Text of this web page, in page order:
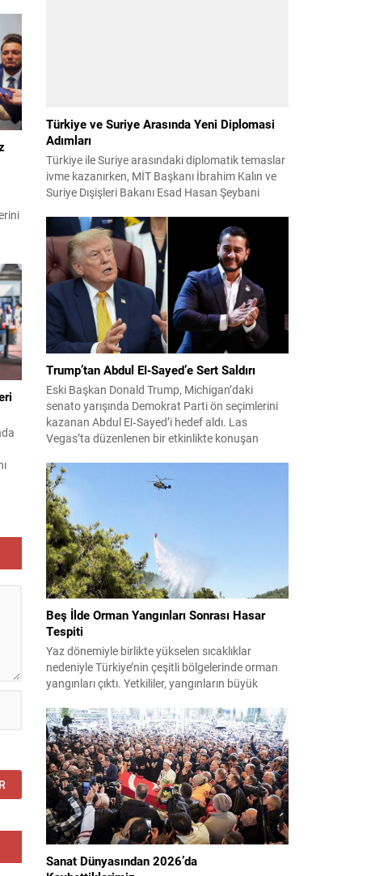
Türkiye ve Suriye Arasında Yeni Diplomasi
Adımları
Türkiye ile Suriye arasındaki diplomatik temaslar
ivme kazanırken, MİT Başkanı İbrahim Kalın ve
Suriye Dışişleri Bakanı Esad Hasan Şeybani
arasındaki iş birliği imkanları ve bölgesel istikrar
konuları detaylı şekilde ele alındı. Taraflar, komşu
ülkelerle ilişkilerin güçlendirilmesinin gerekliliği
üzerinde mutabık kaldı; ayrıca Suriye-Lübnan
ilişkilerine...
Trump’tan Abdul El‑Sayed’e Sert Saldırı
Eski Başkan Donald Trump, Michigan’daki
senato yarışında Demokrat Parti ön seçimlerini
kazanan Abdul El‑Sayed’i hedef aldı. Las
Vegas’ta düzenlenen bir etkinlikte konuşan
karşı olumsuz duygular taşıyan bir kişi olmakla
suçladı ve onu “komünist” olarak nitelendirdi.
Trump, konuşmasında El‑Sayed’in “Yahudilerden
nefret ettiğini” öne sürerek, bu...
Beş İlde Orman Yangınları Sonrası Hasar
Tespiti
Yaz dönemiyle birlikte yükselen sıcaklıklar
nedeniyle Türkiye’nin çeşitli bölgelerinde orman
yangınları çıktı. Yetkililer, yangınların büyük
sürmesi nedeniyle vatandaşları dikkatli olmaya
çağırıyor. Çevre, Şehircilik ve İklim Değişikliği
Bakanı Murat Kurum, beş ilde yapılan hasar
tespitlerinin sonuçlarını paylaştı ve etkilenenlerin
yanında olunacağını vurguladı. Kayıtlar ve
tespit...
Sanat Dünyasından 2026’da